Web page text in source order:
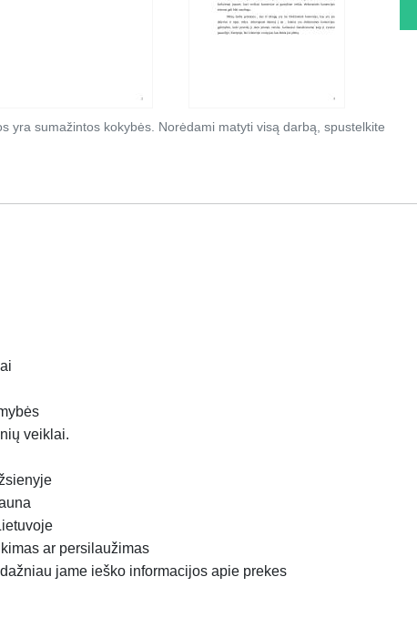
yra sumažintos kokybės. Norėdami matyti visą darbą, spustelkite
veiklai.
ar persilaužimas
jame ieško informacijos apie prekes